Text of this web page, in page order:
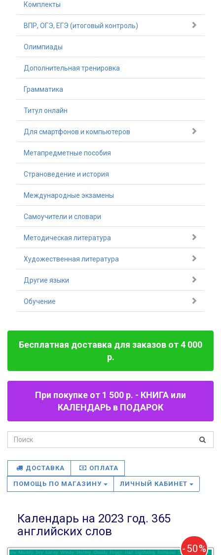
Комплекты
ВПР, ОГЭ, ЕГЭ (итоговый контроль)
Олимпиады
Дополнительная тренировка
Грамматика
Титул онлайн
Для смартфонов и компьютеров
Метапредметные пособия
Страноведение и история
Международные экзамены
Самоучители и словари
Методическая литература
Художественная литература
Другие языки
Обучение
Бесплатная доставка для заказов от 4 000
р.
При покупке от 1 500 р. - КНИГА или
КАЛЕНДАРЬ в ПОДАРОК
ДОСТАВКА ОПЛАТА
ПОМОЩЬ ПО МАГАЗИНУ ЛИЧНЫЙ КАБИНЕТ
Календарь на 2023 год. 365
английских слов
-50%